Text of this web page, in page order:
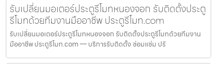
รับเปลี่ยนมอเตอร์ประตูรีโมทหนองจอก รับติดตั้งประตู
รีโมทด้วยทีมงานมืออาชีพ ประตูรีโมท.com
รับเปลี่ยนมอเตอร์ประตูรีโมทหนองจอก รับติดตั้งประตูรีโมทด้วยทีมงาน
มืออาชีพ ประตูรีโมท.com — บริการรับติดตั้ง ซ่อมแซ่ม ปรั